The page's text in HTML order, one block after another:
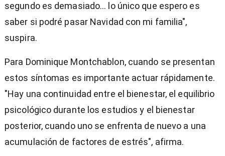
segundo es demasiado... lo único que espero es
saber si podré pasar Navidad con mi familia",
suspira.
Para Dominique Montchablon, cuando se presentan
estos síntomas es importante actuar rápidamente.
"Hay una continuidad entre el bienestar, el equilibrio
psicológico durante los estudios y el bienestar
posterior, cuando uno se enfrenta de nuevo a una
acumulación de factores de estrés", afirma.